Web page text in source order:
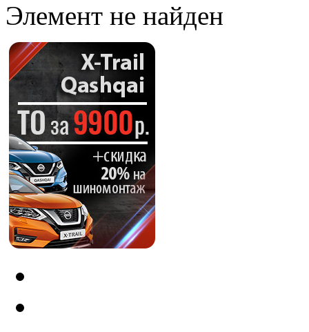
Элемент не найден